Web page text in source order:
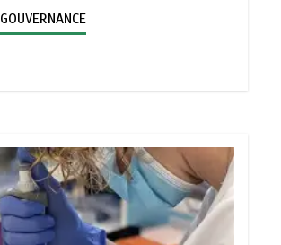
GOUVERNANCE